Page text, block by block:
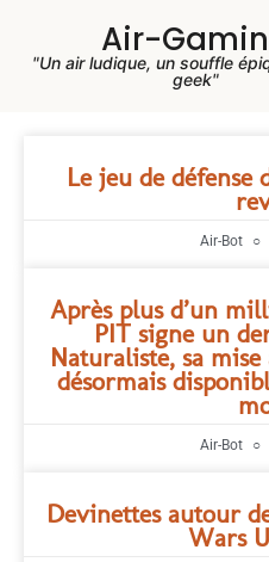
Air-
"Un air ludique, un souffle
geek"
Le jeu de
Air-Bot
Après plus d’un
PIT signe un
Naturaliste, sa
désormais
Air-Bot
Devinettes autour
Wars